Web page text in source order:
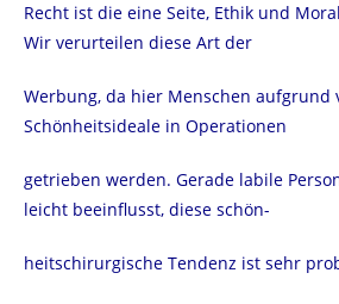
Recht ist die eine Seite, Ethik und
Wir verurteilen diese Art der
Werbung, da hier Menschen aufgrund
Schönheitsideale in Operationen
getrieben werden. Gerade labile
leicht beeinflusst, diese schön-
heitschirurgische Tendenz ist sehr